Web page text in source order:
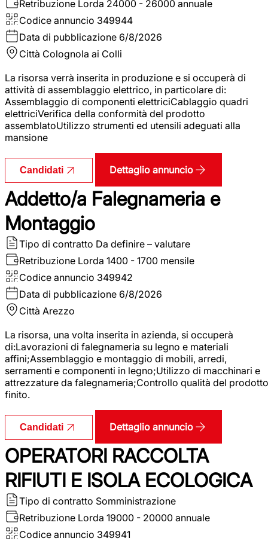
Retribuzione Lorda 24000 - 26000 annuale
Codice annuncio 349944
Data di pubblicazione 6/8/2026
Città Colognola ai Colli
La risorsa verrà inserita in produzione e si occuperà di
attività di assemblaggio elettrico, in particolare di:
Assemblaggio di componenti elettriciCablaggio quadri
elettriciVerifica della conformità del prodotto
assemblatoUtilizzo strumenti ed utensili adeguati alla
mansione
Candidati Dettaglio annuncio
Addetto/a Falegnameria e
Montaggio
Tipo di contratto Da definire – valutare
Retribuzione Lorda 1400 - 1700 mensile
Codice annuncio 349942
Data di pubblicazione 6/8/2026
Città Arezzo
La risorsa, una volta inserita in azienda, si occuperà
di:Lavorazioni di falegnameria su legno e materiali
affini;Assemblaggio e montaggio di mobili, arredi,
serramenti e componenti in legno;Utilizzo di macchinari e
attrezzature da falegnameria;Controllo qualità del prodotto
finito.
Candidati Dettaglio annuncio
OPERATORI RACCOLTA
RIFIUTI E ISOLA ECOLOGICA
Tipo di contratto Somministrazione
Retribuzione Lorda 19000 - 20000 annuale
Codice annuncio 349941